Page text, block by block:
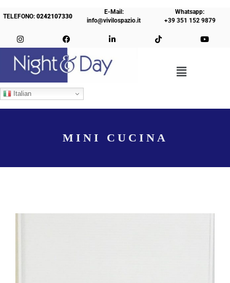
TELEFONO:0242107330
E-Mail:
info@vivilospazio.it
Whatsapp:
+39 351 152 9879
Italian
MINI CUCINA